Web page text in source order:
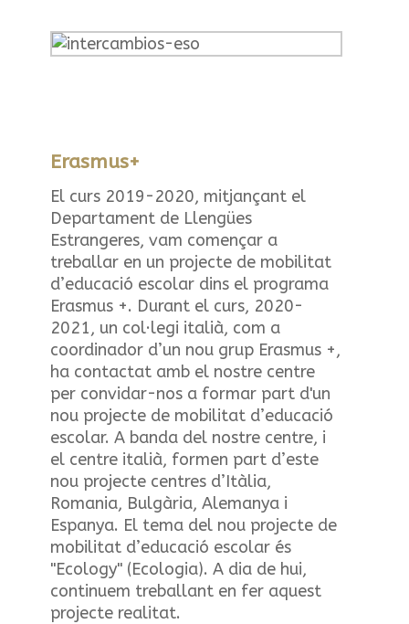
Erasmus+
El curs 2019-2020, mitjançant el
Departament de Llengües
Estrangeres, vam començar a
treballar en un projecte de mobilitat
d’educació escolar dins el programa
Erasmus +. Durant el curs, 2020-
2021, un col·legi italià, com a
coordinador d’un nou grup Erasmus +,
ha contactat amb el nostre centre
per convidar-nos a formar part d'un
nou projecte de mobilitat d’educació
escolar. A banda del nostre centre, i
el centre italià, formen part d’este
nou projecte centres d’Itàlia,
Romania, Bulgària, Alemanya i
Espanya. El tema del nou projecte de
mobilitat d’educació escolar és
"Ecology" (Ecologia). A dia de hui,
continuem treballant en fer aquest
projecte realitat.